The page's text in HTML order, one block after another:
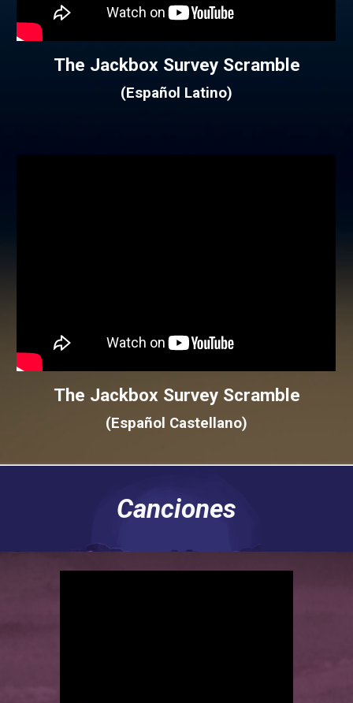
The Jackbox Survey Scramble
(Español Latino)
The Jackbox Survey Scramble
(Español Castellano)
Canciones